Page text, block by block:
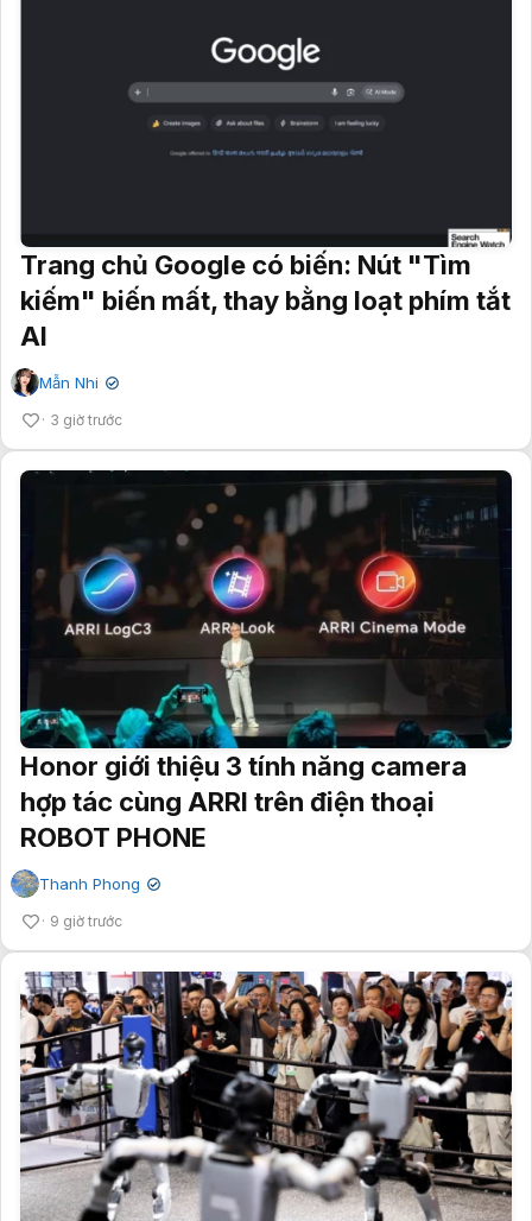
Trang chủ Google có biến: Nút "Tìm
kiếm" biến mất, thay bằng loạt phím tắt
AI
Mẫn Nhi ✔
3 giờ trước
Honor giới thiệu 3 tính năng camera
hợp tác cùng ARRI trên điện thoại
ROBOT PHONE
Thanh Phong ✔
9 giờ trước